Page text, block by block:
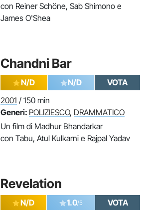
con Reiner Schöne, Sab Shimono e
James O'Shea
Chandni Bar
N/D N/D
VOTA
2001 / 150 min
Generi: POLIZIESCO, DRAMMATICO
Un film di Madhur Bhandarkar
con Tabu, Atul Kulkarni e Rajpal Yadav
Revelation
N/D 1.0/5
VOTA